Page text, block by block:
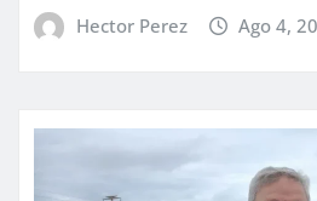
Hector Perez Ago 4,